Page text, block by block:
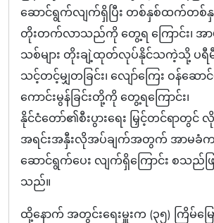
ဆောင်ရွက်လျက်ရှိပြီး တစ်နှစ်ထက်တစ်နှ
တိုးတက်လာသည်ကို တွေ့ရ ကြောင်း၊ အာ
သစ်များ တိုးချဲ့ထုတ်လုပ်နိုင်သကဲ့သို့ ပရီမီ
သင့်တင့်မျှတခြင်း၊ လျော်ကြေး ဝန်ဆော
ကောင်းမွန်ခြင်းတို့ကို တွေ့ရကြောင်း၊
နိုင်ငံတော်၏စီးပွားရေး မြှင့်တင်ရာတွ
အရင်းအနှီးလိုအပ်ချက်အတွက် အာမခံက
ဆောင်ရွက်ပေး လျက်ရှိကြောင်း စသည်ဖ
သည်။
ထို့နောက် အတွင်းရေးမှူးက (၃၅) ကြိမ်မြ